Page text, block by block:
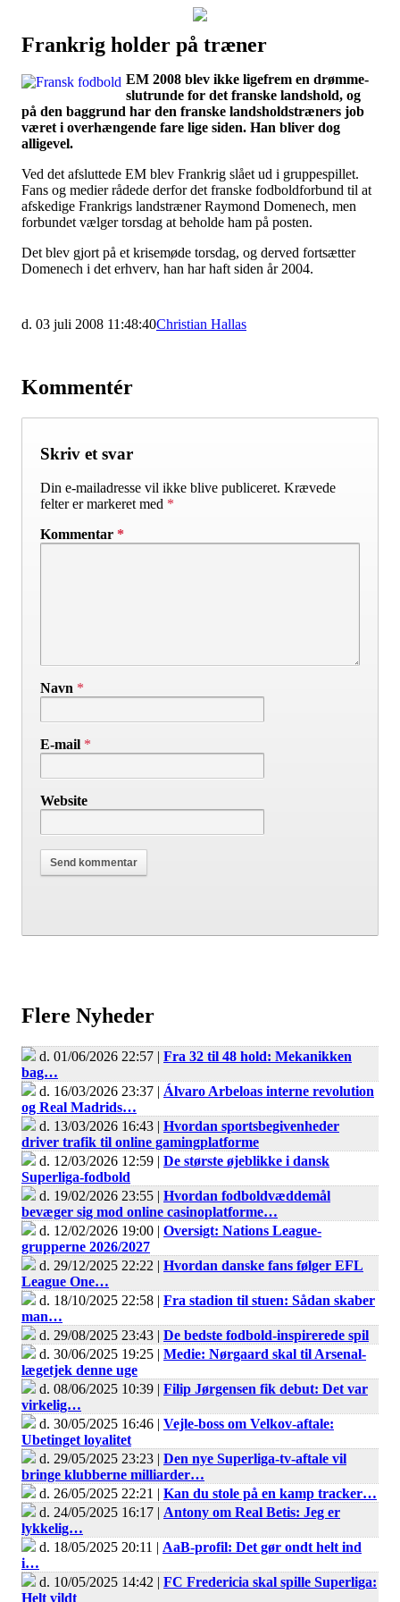
Наши партнеры
лучшие займы
Frankrig holder på træner
EM 2008 blev ikke ligefrem en drømme-
slutrunde for det franske landshold, og
på den baggrund har den franske landsholdstræners job
været i overhængende fare lige siden. Han bliver dog
alligevel.
Ved det afsluttede EM blev Frankrig slået ud i gruppespillet.
Fans og medier rådede derfor det franske fodboldforbund til at
afskedige Frankrigs landstræner Raymond Domenech, men
forbundet vælger torsdag at beholde ham på posten.
Det blev gjort på et krisemøde torsdag, og derved fortsætter
Domenech i det erhverv, han har haft siden år 2004.
d. 03 juli 2008 11:48:40Christian Hallas
Kommentér
Skriv et svar
Din e-mailadresse vil ikke blive publiceret. Krævede
felter er markeret med *
Kommentar *
Navn *
E-mail *
Website
Flere Nyheder
d. 01/06/2026 22:57 | Fra 32 til 48 hold: Mekanikken
bag…
d. 16/03/2026 23:37 | Álvaro Arbeloas interne revolution
og Real Madrids…
d. 13/03/2026 16:43 | Hvordan sportsbegivenheder
driver trafik til online gamingplatforme
d. 12/03/2026 12:59 | De største øjeblikke i dansk
Superliga-fodbold
d. 19/02/2026 23:55 | Hvordan fodboldvæddemål
bevæger sig mod online casinoplatforme…
d. 12/02/2026 19:00 | Oversigt: Nations League-
grupperne 2026/2027
d. 29/12/2025 22:22 | Hvordan danske fans følger EFL
League One…
d. 18/10/2025 22:58 | Fra stadion til stuen: Sådan skaber
man…
d. 29/08/2025 23:43 | De bedste fodbold-inspirerede spil
d. 30/06/2025 19:25 | Medie: Nørgaard skal til Arsenal-
lægetjek denne uge
d. 08/06/2025 10:39 | Filip Jørgensen fik debut: Det var
virkelig…
d. 30/05/2025 16:46 | Vejle-boss om Velkov-aftale:
Ubetinget loyalitet
d. 29/05/2025 23:23 | Den nye Superliga-tv-aftale vil
bringe klubberne milliarder…
d. 26/05/2025 22:21 | Kan du stole på en kamp tracker…
d. 24/05/2025 16:17 | Antony om Real Betis: Jeg er
lykkelig…
d. 18/05/2025 20:11 | AaB-profil: Det gør ondt helt ind
i…
d. 10/05/2025 14:42 | FC Fredericia skal spille Superliga:
Helt vildt